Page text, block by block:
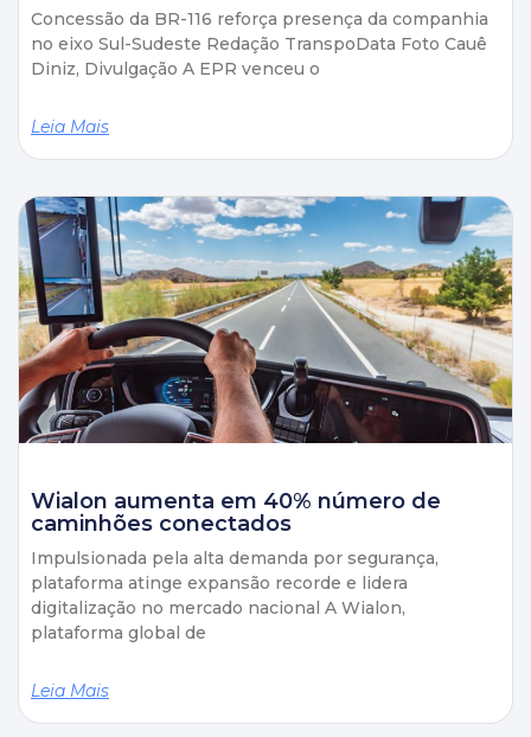
Concessão da BR-116 reforça presença da companhia
no eixo Sul-Sudeste Redação TranspoData Foto Cauê
Diniz, Divulgação A EPR venceu o
Leia Mais
Wialon aumenta em 40% número de
caminhões conectados
Impulsionada pela alta demanda por segurança,
plataforma atinge expansão recorde e lidera
digitalização no mercado nacional A Wialon,
plataforma global de
Leia Mais